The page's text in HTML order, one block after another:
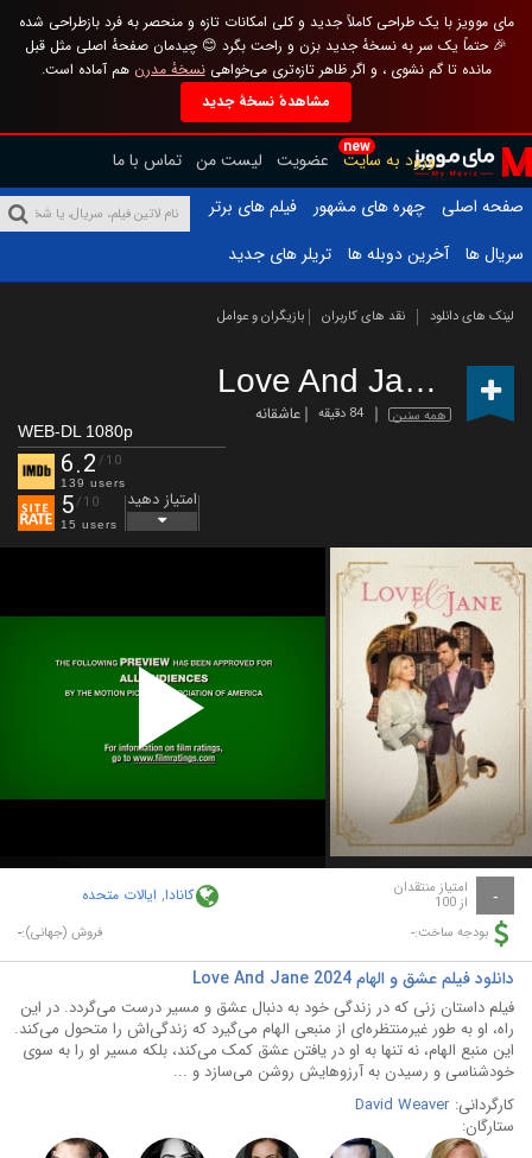
مای موویز با یک طراحی کاملاً جدید و کلی امکانات تازه و منحصر به فرد بازطراحی شده
🎉 حتماً یک سر به نسخهٔ جدید بزن و راحت بگرد 😊 چیدمان صفحهٔ اصلی مثل قبل
مانده تا گم نشوی ، و اگر ظاهر تازه‌تری می‌خواهینسخهٔ مدرن هم آماده است.
مشاهدهٔ نسخهٔ جدید
new
ورود به سایت عضویت لیست من تماس با ما
صفحه اصلی
چهره های مشهور
فیلم های برتر
سریال ها
آخرین دوبله ها تریلر های جدید
لینک های دانلود نقد های کاربران بازیگران و عوامل
Love And Jane (2024)
همه سنین 84 دقیقه عاشقانه
WEB-DL 1080p
6.2 /10
139 users
5/10
15 users
امتیاز دهید
Play
Video
- امتیاز منتقدان
از 100 کانادا, ایالات متحده
بودجه ساخت:- فروش (جهانی):-
دانلود فیلم عشق و الهام Love And Jane 2024
فیلم داستان زنی که در زندگی خود به دنبال عشق و مسیر درست می‌گردد. در این
راه، او به طور غیرمنتظره‌ای از منبعی الهام می‌گیرد که زندگی‌اش را متحول می‌کند.
این منبع الهام، نه تنها به او در یافتن عشق کمک می‌کند، بلکه مسیر او را به سوی
خودشناسی و رسیدن به آرزوهایش روشن می‌سازد و ...
کارگردانی: David Weaver
ستارگان: